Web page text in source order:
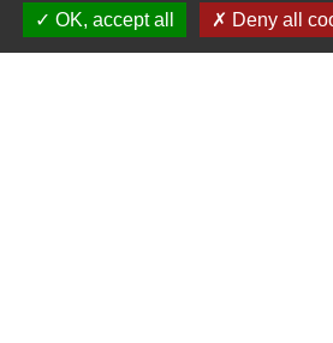
OK, accept all
Deny all